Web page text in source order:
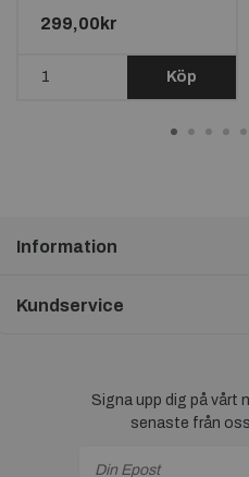
60X40CM PÅ STÅNG
299,00kr
Köp
Information
Kundservice
Signa upp dig på vårt
senaste från